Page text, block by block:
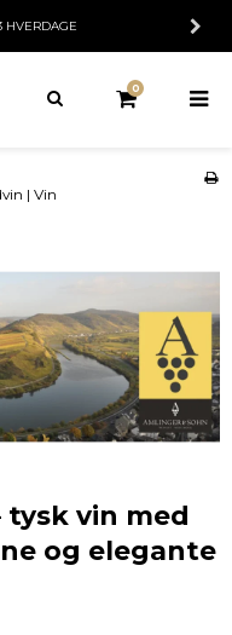
HVERDAGE
0
| Vin
tysk vin med
og elegante